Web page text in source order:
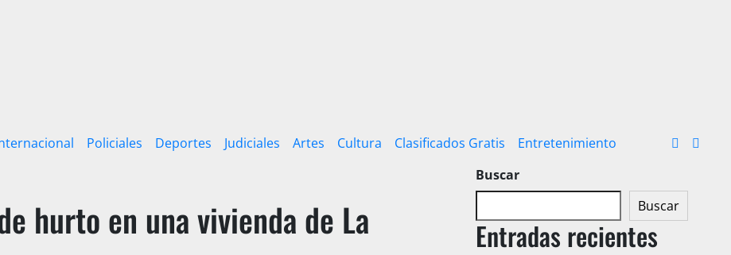
Policiales Deportes Judiciales Artes Cultura Clasificados Gratis Entretenimiento
hurto en una vivienda de La
Buscar
Buscar
Entradas recientes